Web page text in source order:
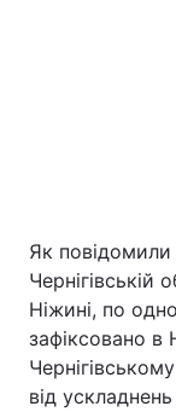
Як повідомили
Чернігівській
Ніжині, по
зафіксовано
від